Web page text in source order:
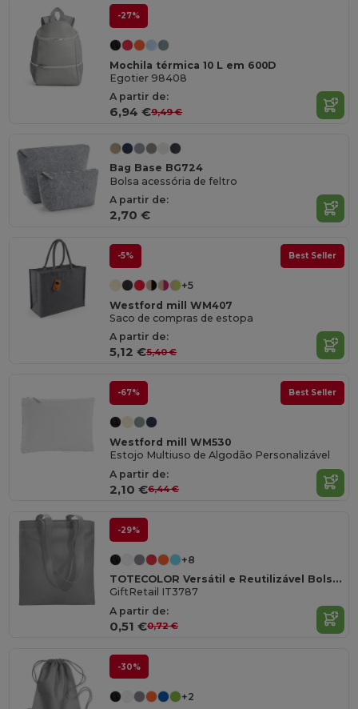
-27%
Mochila térmica 10 L em 600D
Egotier 98408
A partir de:
6,94 €9,49 €
Bag Base BG724
Bolsa acessória de feltro
A partir de:
2,70 €
-5% Best Seller
+5
Westford mill WM407
Saco de compras de estopa
A partir de:
5,12 €5,40 €
-67% Best Seller
Westford mill WM530
Estojo Multiuso de Algodão Personalizável
A partir de:
2,10 €6,44 €
-29%
+8
TOTECOLOR Versátil e Reutilizável Bolsa de Compras e Praia
GiftRetail IT3787
A partir de:
0,51 €0,72 €
-30%
+2